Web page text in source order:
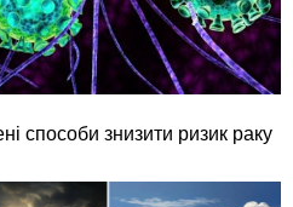
способи знизити ризик раку